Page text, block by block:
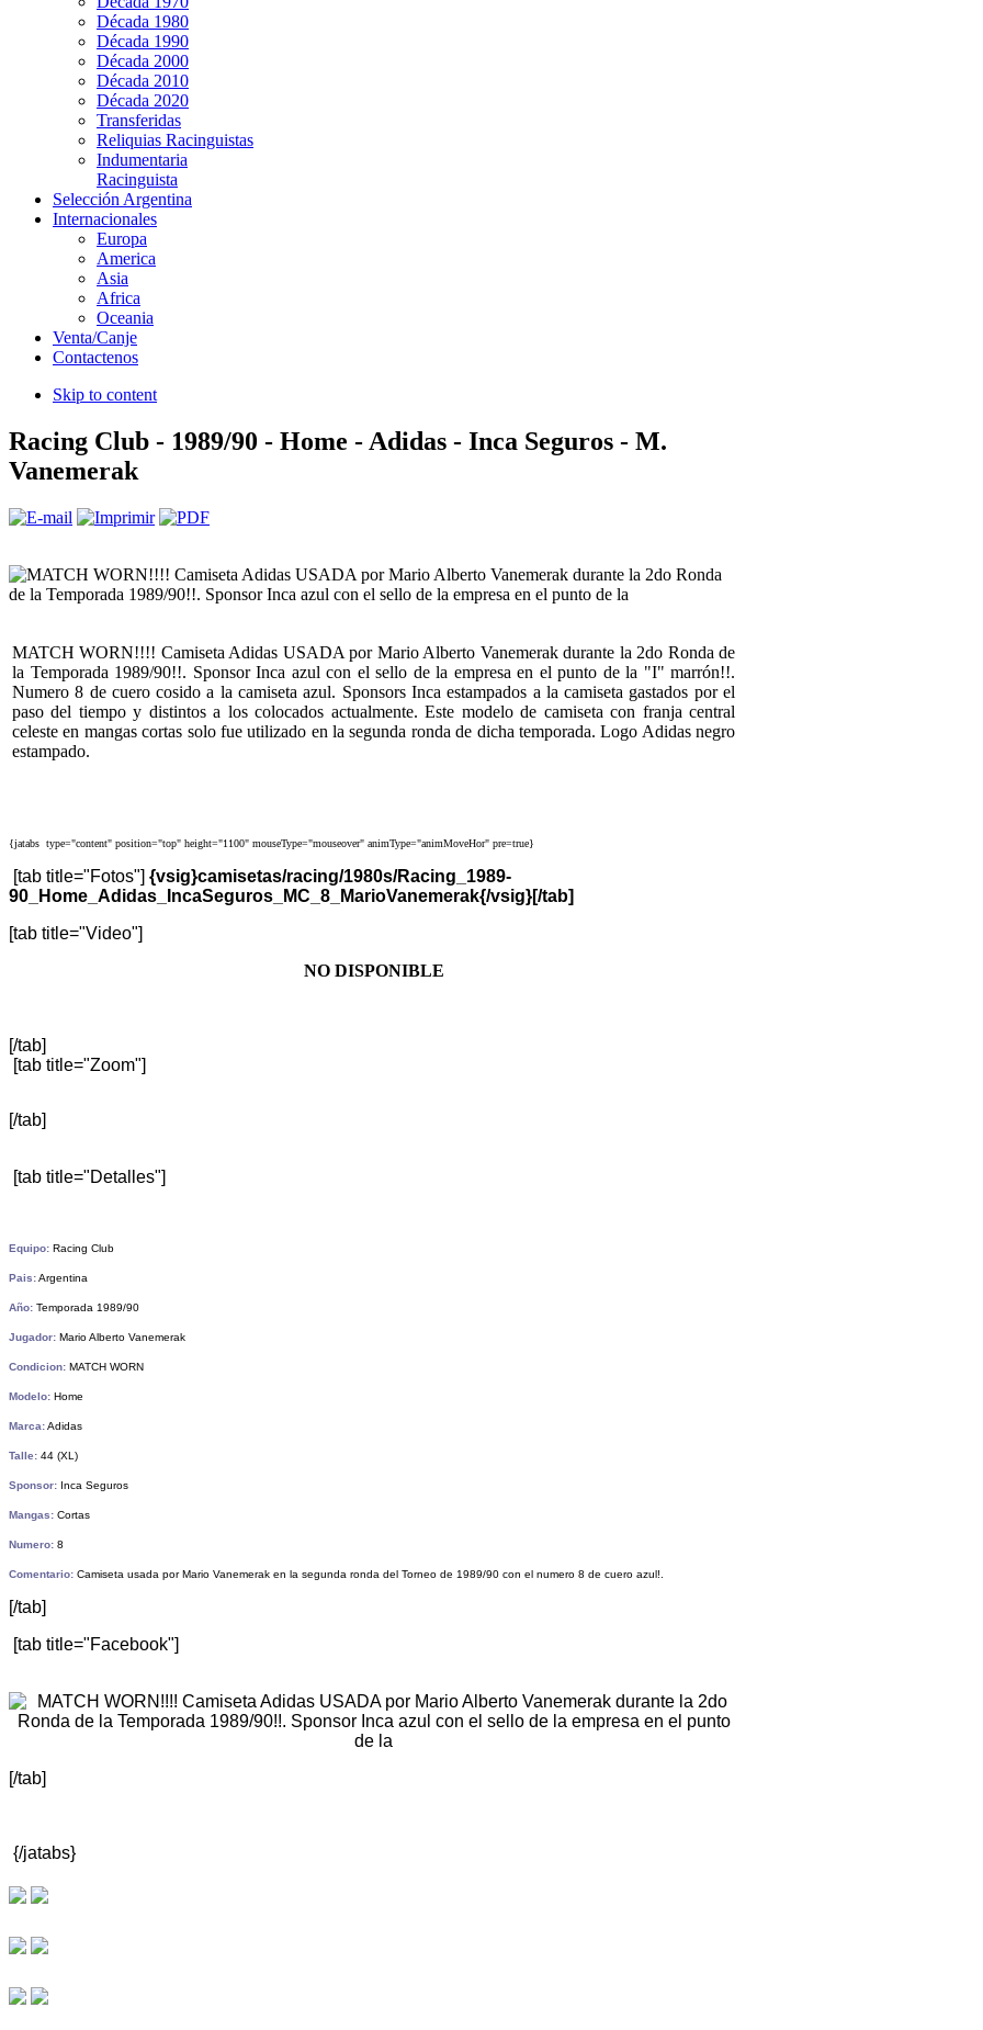
Década 1980
Década 1990
Década 2000
Década 2010
Década 2020
Transferidas
Reliquias Racinguistas
Indumentaria
Racinguista
Selección Argentina
Internacionales
Europa
America
Asia
Africa
Oceania
Venta/Canje
Contactenos
Skip to content
Racing Club - 1989/90 - Home - Adidas - Inca Seguros - M.
Vanemerak
MATCH WORN!!!! Camiseta Adidas USADA por Mario Alberto Vanemerak durante la 2do Ronda de
la Temporada 1989/90!!. Sponsor Inca azul con el sello de la empresa en el punto de la "I" marrón!!.
Numero 8 de cuero cosido a la camiseta azul. Sponsors Inca estampados a la camiseta gastados por el
paso del tiempo y distintos a los colocados actualmente. Este modelo de camiseta con franja central
celeste en mangas cortas solo fue utilizado en la segunda ronda de dicha temporada. Logo Adidas negro
estampado.
{jatabs type="content" position="top" height="1100" mouseType="mouseover" animType="animMoveHor" pre=true}
[tab title="Fotos"] {vsig}camisetas/racing/1980s/Racing_1989-
90_Home_Adidas_IncaSeguros_MC_8_MarioVanemerak{/vsig}[/tab]
[tab title="Video"]
NO DISPONIBLE
[/tab]
[tab title="Zoom"]
[/tab]
[tab title="Detalles"]
Equipo: Racing Club
Pais:Argentina
Año: Temporada 1989/90
Jugador: Mario Alberto Vanemerak
Condicion: MATCH WORN
Modelo: Home
Marca:Adidas
Talle: 44 (XL)
Sponsor: Inca Seguros
Mangas: Cortas
Numero: 8
Comentario: Camiseta usada por Mario Vanemerak en la segunda ronda del Torneo de 1989/90 con el numero 8 de cuero azul!.
[/tab]
[tab title="Facebook"]
[/tab]
{/jatabs}